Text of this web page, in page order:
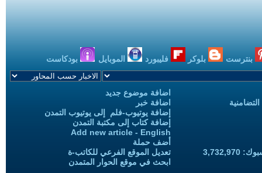
بنترست بلوكر فليبورد الموبايل بودكاست
اضافة موضوع جديد
اضافة خبر
إضافة يوتيوب-فلم إلى يوتيوب التمدن
إضافة كتاب إلى مكتبة التمدن
Add new article - English
أضف حملة
تعديل الموقع الفرعي للكاتب-ة
ابحث في موقع الحوار المتمدن